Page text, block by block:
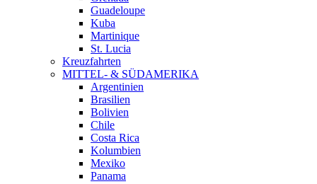
Guadeloupe
Kuba
Martinique
St. Lucia
Kreuzfahrten
MITTEL- & SÜDAMERIKA
Argentinien
Brasilien
Bolivien
Chile
Costa Rica
Kolumbien
Mexiko
Panama